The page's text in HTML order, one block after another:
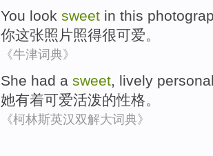
You look sweet in this
你这张照 片照得很可爱。
《牛津词典》
She had a sweet, lively
她有着可爱活泼的性格。
《柯林斯英汉双解大词典》